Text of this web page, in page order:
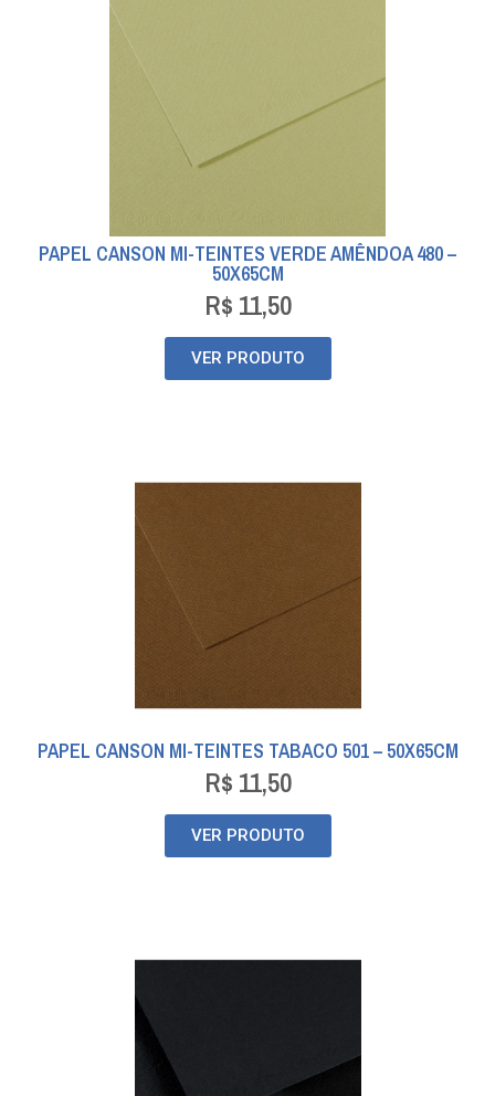
PAPEL CANSON MI-TEINTES VERDE AMÊNDOA 480 –
50X65CM
R$ 11,50
VER PRODUTO
PAPEL CANSON MI-TEINTES TABACO 501 – 50X65CM
R$ 11,50
VER PRODUTO